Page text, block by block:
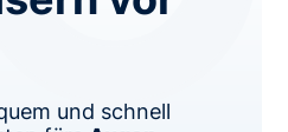
und sind in der
wie bei jedem
gibt es potenzielle
beraten zu lassen
und schnell